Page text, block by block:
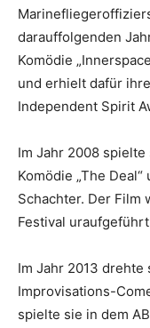
darauffolgenden
Komödie
und erhielt dafür
Independent Spirit
Im Jahr 2008
Komödie „The
Schachter. Der Film
Festival
Im Jahr 2013
Improvisations-
spielte sie in dem